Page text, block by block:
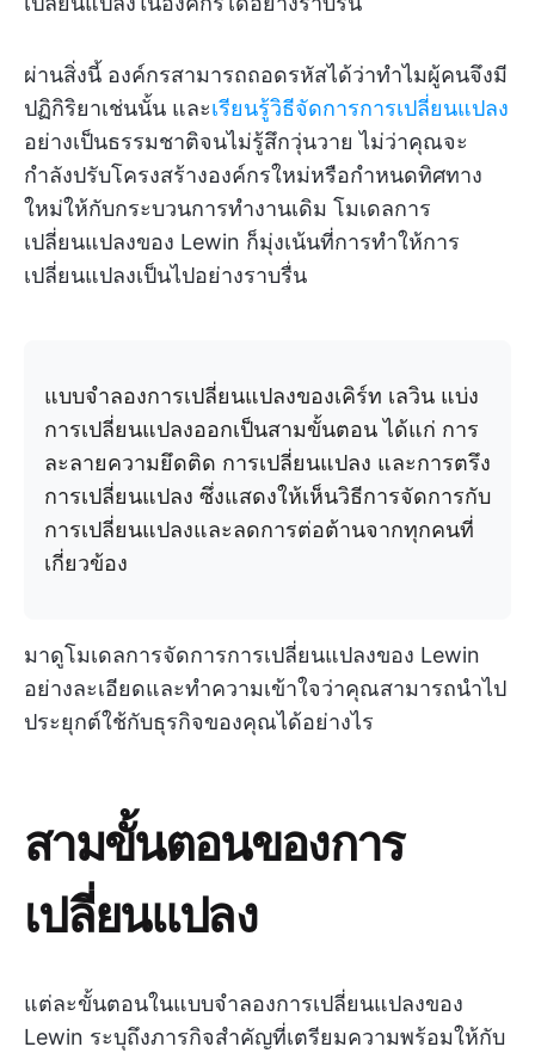
ผ่านสิ่งนี้ องค์กรสามารถถอดรหัสได้ว่าทำไมผู้คนจึงมี
ปฏิกิริยาเช่นนั้น และเรียนรู้วิธีจัดการการเปลี่ยนแปลง
อย่างเป็นธรรมชาติจนไม่รู้สึกวุ่นวาย ไม่ว่าคุณจะ
กำลังปรับโครงสร้างองค์กรใหม่หรือกำหนดทิศทาง
ใหม่ให้กับกระบวนการทำงานเดิม โมเดลการ
เปลี่ยนแปลงของ Lewin ก็มุ่งเน้นที่การทำให้การ
เปลี่ยนแปลงเป็นไปอย่างราบรื่น
แบบจำลองการเปลี่ยนแปลงของเคิร์ท เลวิน แบ่ง
การเปลี่ยนแปลงออกเป็นสามขั้นตอน ได้แก่ การ
ละลายความยึดติด การเปลี่ยนแปลง และการตรึง
การเปลี่ยนแปลง ซึ่งแสดงให้เห็นวิธีการจัดการกับ
การเปลี่ยนแปลงและลดการต่อต้านจากทุกคนที่
เกี่ยวข้อง
มาดูโมเดลการจัดการการเปลี่ยนแปลงของ Lewin
อย่างละเอียดและทำความเข้าใจว่าคุณสามารถนำไป
ประยุกต์ใช้กับธุรกิจของคุณได้อย่างไร
สามขั้นตอนของการ
เปลี่ยนแปลง
แต่ละขั้นตอนในแบบจำลองการเปลี่ยนแปลงของ
Lewin ระบุถึงภารกิจสำคัญที่เตรียมความพร้อมให้กับ